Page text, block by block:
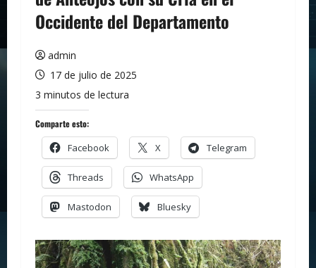
Occidente del Departamento
admin
17 de julio de 2025
3 minutos de lectura
Comparte esto:
Facebook X Telegram
Threads WhatsApp
Mastodon Bluesky